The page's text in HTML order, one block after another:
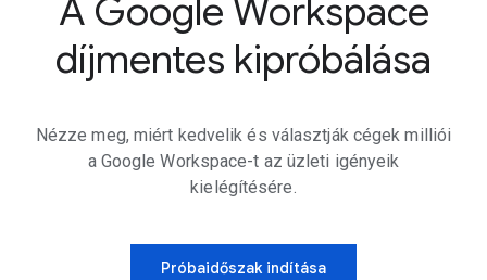
A Google Workspace
díjmentes kipróbálása
Nézze meg, miért kedvelik és választják cégek milliói
a Google Workspace-t az üzleti igényeik
kielégítésére.
Próbaidőszak indítása